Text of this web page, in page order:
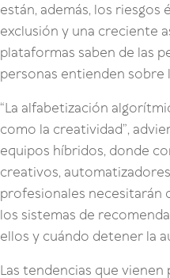
están, además, los riesgos
exclusión y una creciente
plataformas saben de las
personas entienden sobre
“La alfabetización
como la creatividad”,
equipos híbridos, donde
creativos,
profesionales
los sistemas de
ellos y cuándo detener la
Las tendencias que